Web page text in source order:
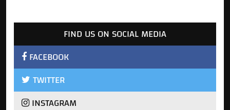
FIND US ON SOCIAL MEDIA
FACEBOOK
TWITTER
INSTAGRAM